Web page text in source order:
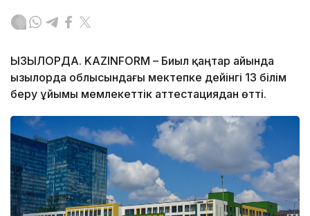
ҚЫЗЫЛОРДА. KAZINFORM – Биыл қаңтар айында
Қызылорда облысындағы мектепке дейінгі 13 білім
беру ұйымы мемлекеттік аттестациядан өтті.